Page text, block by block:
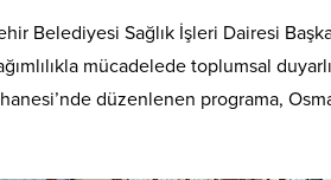
Belediyesi Sağlık İşleri Dairesi
mücadelede toplumsal
düzenlenen programa,